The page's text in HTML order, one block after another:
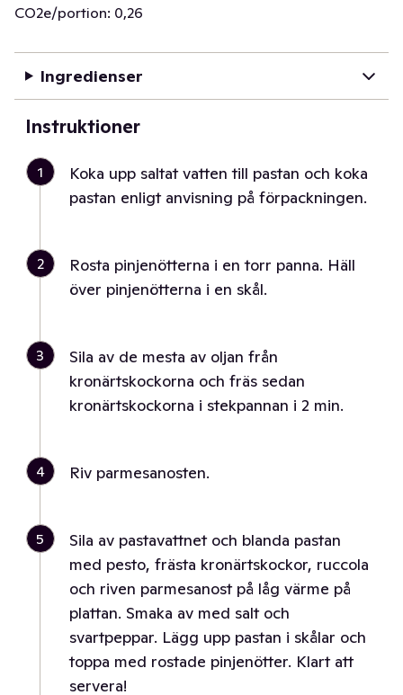
CO2e/portion: 0,26
Ingredienser
Instruktioner
1
Koka upp saltat vatten till pastan och koka
pastan enligt anvisning på förpackningen.
2
Rosta pinjenötterna i en torr panna. Häll
över pinjenötterna i en skål.
3
Sila av de mesta av oljan från
kronärtskockorna och fräs sedan
kronärtskockorna i stekpannan i 2 min.
4 Riv parmesanosten.
5
Sila av pastavattnet och blanda pastan
med pesto, frästa kronärtskockor, ruccola
och riven parmesanost på låg värme på
plattan. Smaka av med salt och
svartpeppar. Lägg upp pastan i skålar och
toppa med rostade pinjenötter. Klart att
servera!